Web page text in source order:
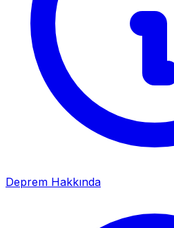
Deprem Hakkında